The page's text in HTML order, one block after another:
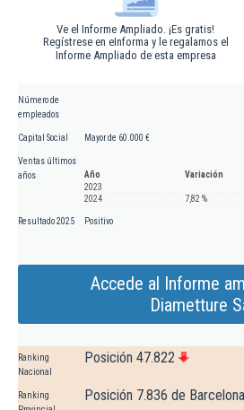
Ve el Informe Ampliado. ¡Es gratis!
Regístrese en eInforma y le regalamos el
Informe Ampliado de esta empresa
Número de
empleados
Capital Social Mayor de 60.000 €
Ventas últimos
años
Año
Variación
2023
2024
7,82 %
Resultado 2025 Positivo
Accede al Informe
Diametture
Ranking
Nacional
Posición 47.822
Ranking
Posición 7.836 de Barcelona